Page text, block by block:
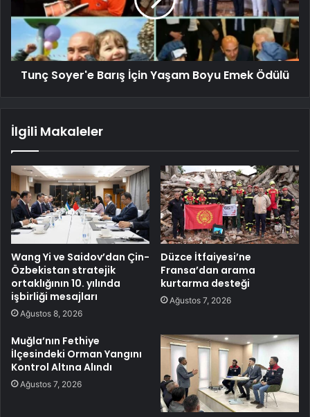
Tunç Soyer'e Barış İçin Yaşam Boyu Emek Ödülü
İlgili Makaleler
Wang Yi ve Saidov’dan Çin-
Özbekistan stratejik
ortaklığının 10. yılında
işbirliği mesajları
Ağustos 8, 2026
Düzce İtfaiyesi’ne
Fransa’dan arama
kurtarma desteği
Ağustos 7, 2026
Muğla’nın Fethiye
İlçesindeki Orman Yangını
Kontrol Altına Alındı
Ağustos 7, 2026